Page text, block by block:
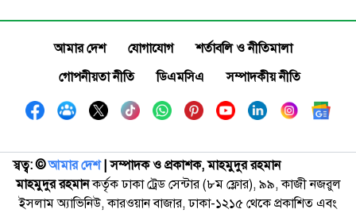
আমার দেশ যোগাযোগ
শর্তাবলি ও নীতিমালা
গোপনীয়তা নীতি
ডিএমসিএ সম্পাদকীয় নীতি
স্বত্ব: ©️আমার দেশ| সম্পাদক ও প্রকাশক, মাহমুদুর রহমান
মাহমুদুর রহমানকর্তৃক ঢাকা ট্রেড সেন্টার (৮ম ফ্লোর), ৯৯, কাজী নজরুল
ইসলাম অ্যাভিনিউ, কারওয়ান বাজার, ঢাকা-১২১৫ থেকে প্রকাশিত এবং